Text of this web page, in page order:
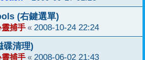
(右鍵選單)
靈捕手 « 2008-10-24 22:24
碟清理)
靈捕手 « 2008-06-02 21:43